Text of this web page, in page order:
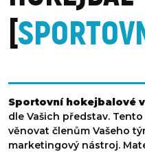
Sportovní hokejbalové
dle Vašich představ.
věnovat členům Vašeho
marketingový nástroj.